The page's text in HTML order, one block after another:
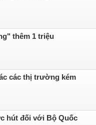
thêm 1 triệu
các thị trường kém
hút đối với Bộ Quốc